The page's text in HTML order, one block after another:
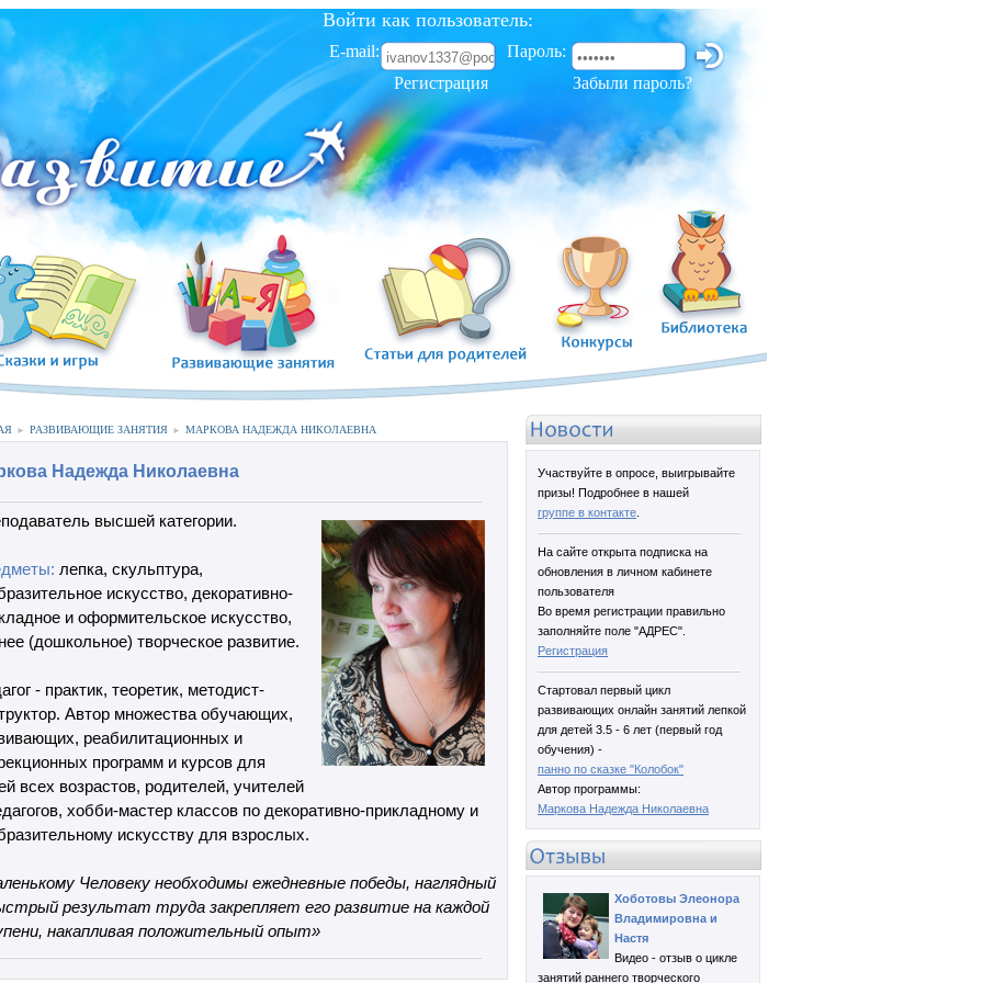
Войти как пользователь:
E-mail:
Пароль:
Регистрация
Забыли пароль?
► РАЗВИВАЮЩИЕ ЗАНЯТИЯ ► МАРКОВА НАДЕЖДА НИКОЛАЕВНА
Участвуйте в опросе, выигрывайте
призы! Подробнее в нашей
группе в контакте
На сайте открыта подписка на
обновления в личном кабинете
пользователя
Во время регистрации правильно
заполняйте поле "АДРЕС".
Регистрация
Стартовал первый цикл
развивающих онлайн занятий лепкой
для детей 3.5 - 6 лет (первый год
обучения) -
панно по сказке "Колобок"
Автор программы:
Маркова Надежда Николаевна
Хоботовы Элеонора
Владимировна и
Настя
Видео - отзыв о цикле
занятий раннего творческого
Надежда Николаевна
высшей категории.
лепка, скульптура,
искусство, декоративно-
и оформительское искусство,
(дошкольное) творческое развитие.
- практик, теоретик, методист-
Автор множества обучающих,
реабилитационных и
программ и курсов для
всех возрастов, родителей, учителей
хобби-мастер классов по декоративно-прикладному и
искусству для взрослых.
Человеку необходимы ежедневные победы, наглядный
результат труда закрепляет его развитие на каждой
накапливая положительный опыт»